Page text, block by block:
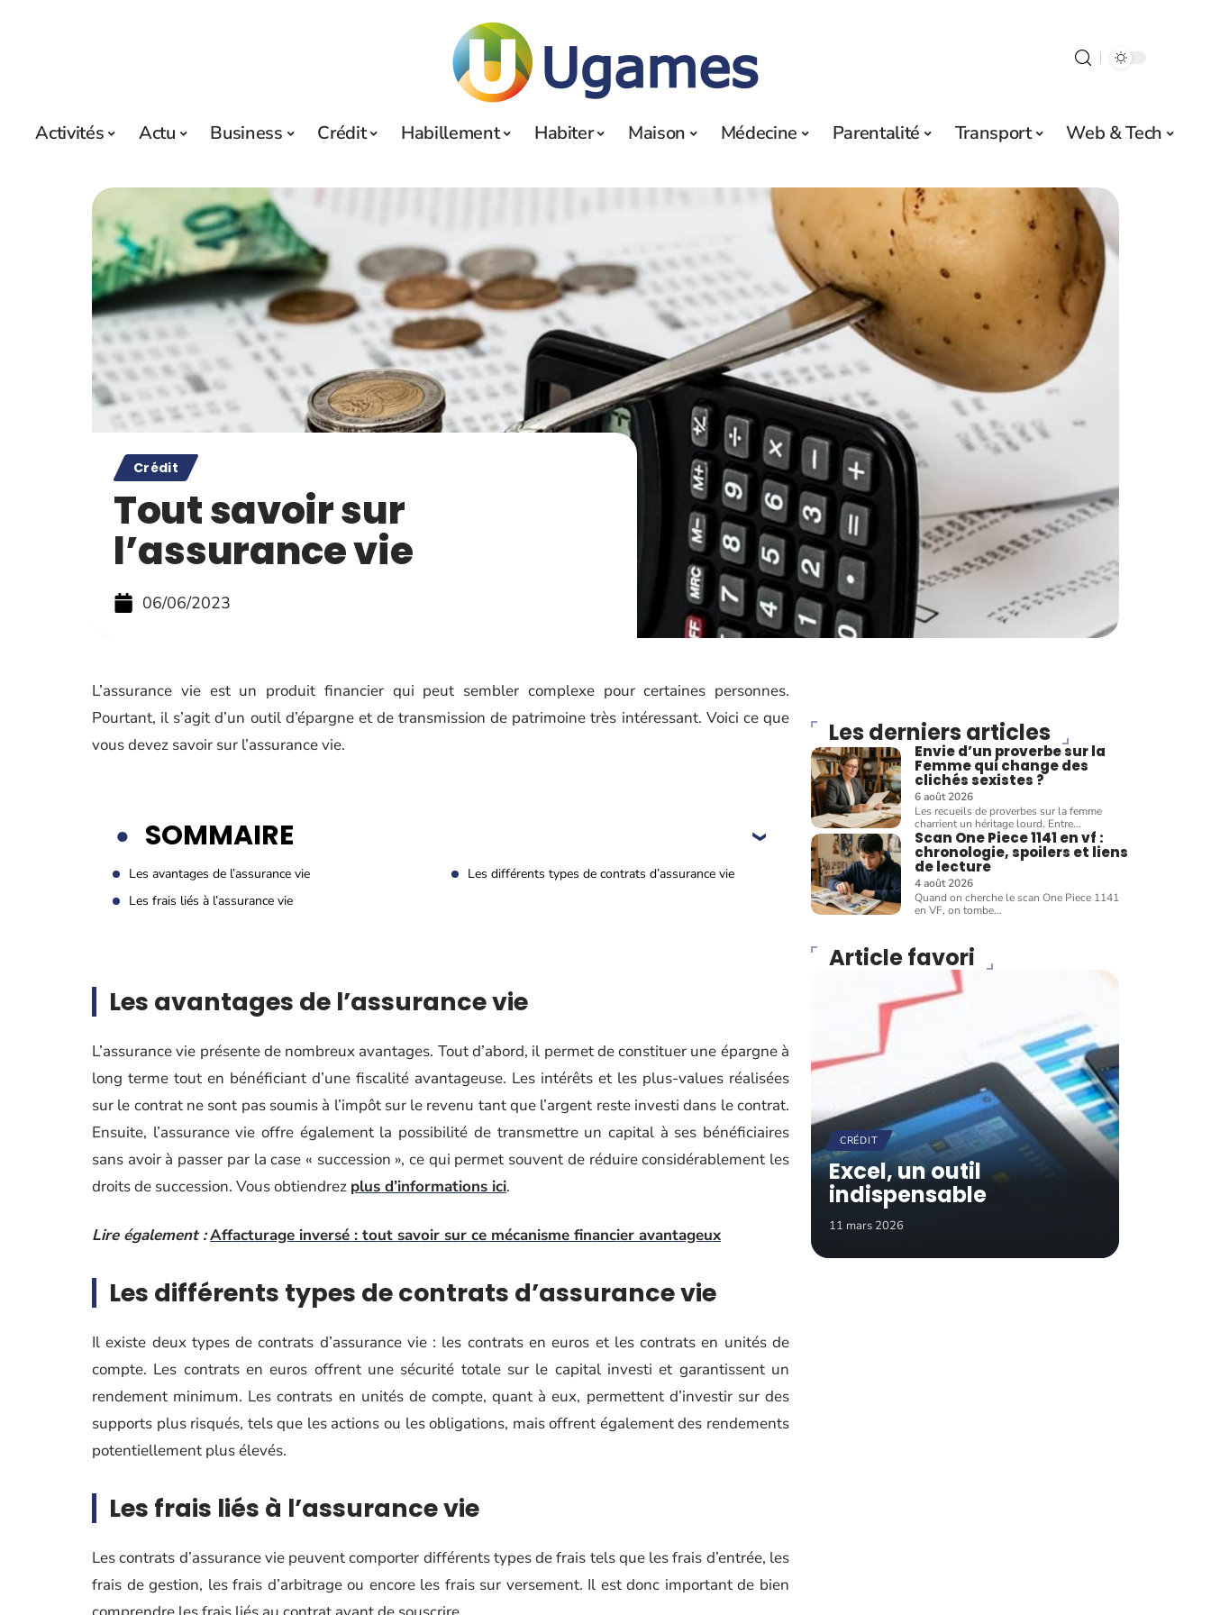
Activités Actu Business Crédit Habillement Habiter Maison Médecine Parentalité Transport Web & Tech
Crédit
Tout savoir sur
l’assurance vie
06/06/2023
L’assurance vie est un produit financier qui peut sembler complexe pour certaines personnes.
Pourtant, il s’agit d’un outil d’épargne et de transmission de patrimoine très intéressant. Voici ce que
vous devez savoir sur l’assurance vie.
SOMMAIRE
Les avantages de l’assurance vie
Les différents types de contrats d’assurance vie
Les frais liés à l’assurance vie
Les avantages de l’assurance vie
L’assurance vie présente de nombreux avantages. Tout d’abord, il permet de constituer une épargne à
long terme tout en bénéficiant d’une fiscalité avantageuse. Les intérêts et les plus-values réalisées
sur le contrat ne sont pas soumis à l’impôt sur le revenu tant que l’argent reste investi dans le contrat.
Ensuite, l’assurance vie offre également la possibilité de transmettre un capital à ses bénéficiaires
sans avoir à passer par la case « succession », ce qui permet souvent de réduire considérablement les
droits de succession. Vous obtiendrez plus d’informations ici.
Lire également :Affacturage inversé : tout savoir sur ce mécanisme financier avantageux
Les différents types de contrats d’assurance vie
Il existe deux types de contrats d’assurance vie : les contrats en euros et les contrats en unités de
compte. Les contrats en euros offrent une sécurité totale sur le capital investi et garantissent un
rendement minimum. Les contrats en unités de compte, quant à eux, permettent d’investir sur des
supports plus risqués, tels que les actions ou les obligations, mais offrent également des rendements
potentiellement plus élevés.
Les frais liés à l’assurance vie
Les contrats d’assurance vie peuvent comporter différents types de frais tels que les frais d’entrée, les
frais de gestion, les frais d’arbitrage ou encore les frais sur versement. Il est donc important de bien
Les derniers articles
Envie d’un proverbe sur la
Femme qui change des
clichés sexistes ?
6 août 2026
Les recueils de proverbes sur la femme
charrient un héritage lourd. Entre…
Scan One Piece 1141 en vf :
chronologie, spoilers et liens
de lecture
4 août 2026
Quand on cherche le scan One Piece 1141
en VF, on tombe…
Article favori
CRÉDIT
Excel, un outil
indispensable
11 mars 2026